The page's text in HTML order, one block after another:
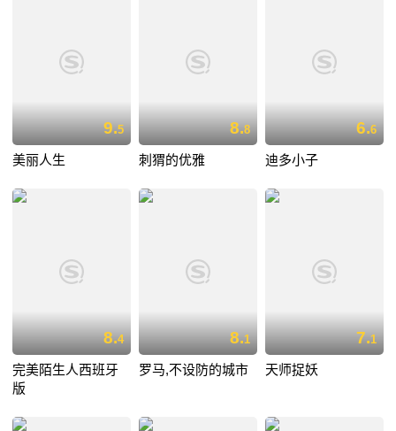
9.5
美丽人生
8.8
刺猬的优雅
6.6
迪多小子
8.4
完美陌生人西班牙
版
8.1
罗马,不设防的城市
7.1
天师捉妖